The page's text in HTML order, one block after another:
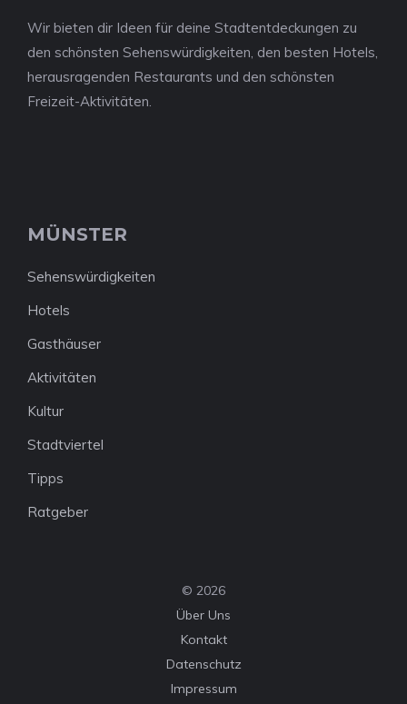
Wir bieten dir Ideen für deine Stadtentdeckungen zu
den schönsten Sehenswürdigkeiten, den besten Hotels,
herausragenden Restaurants und den schönsten
Freizeit-Aktivitäten.
MÜNSTER
Sehenswürdigkeiten
Hotels
Gasthäuser
Aktivitäten
Kultur
Stadtviertel
Tipps
Ratgeber
© 2026
Über Uns
Kontakt
Datenschutz
Impressum